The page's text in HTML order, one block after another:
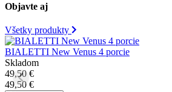
Objavte aj
Všetky produkty
BIALETTI New Venus 4 porcie
Skladom
49,50 €
49,50 €